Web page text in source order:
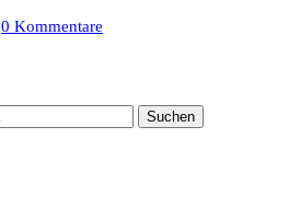
0 Kommentare